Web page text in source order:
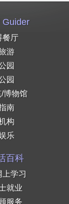
餐厅
游
园
园
博物馆
南
构
乐
百科
上学习
就业
服务